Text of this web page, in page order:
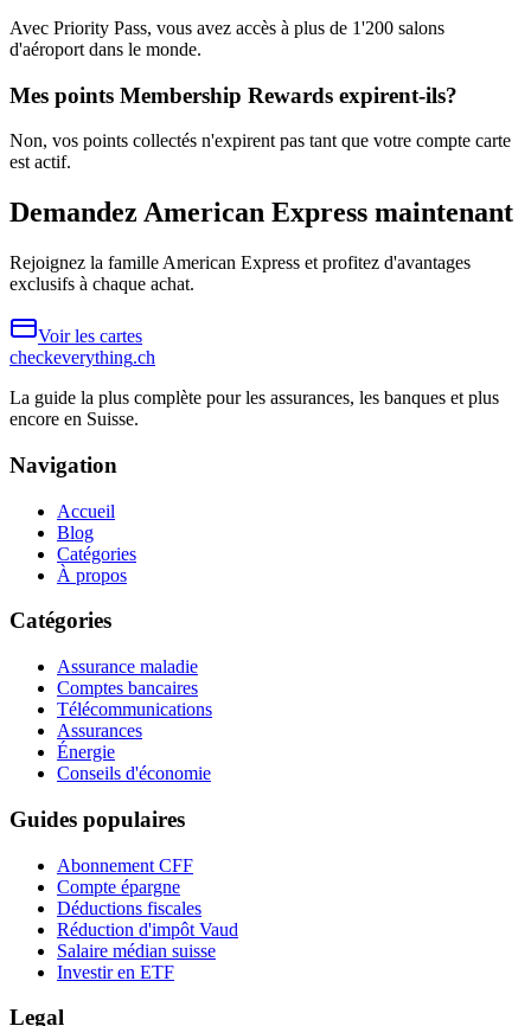
Avec Priority Pass, vous avez accès à plus de 1'200 salons
d'aéroport dans le monde.
Mes points Membership Rewards expirent-ils?
Non, vos points collectés n'expirent pas tant que votre compte carte
est actif.
Demandez American Express maintenant
Rejoignez la famille American Express et profitez d'avantages
exclusifs à chaque achat.
Voir les cartes
checkeverything.ch
La guide la plus complète pour les assurances, les banques et plus
encore en Suisse.
Navigation
Accueil
Blog
Catégories
À propos
Catégories
Assurance maladie
Comptes bancaires
Télécommunications
Assurances
Énergie
Conseils d'économie
Guides populaires
Abonnement CFF
Compte épargne
Déductions fiscales
Réduction d'impôt Vaud
Salaire médian suisse
Investir en ETF
Legal